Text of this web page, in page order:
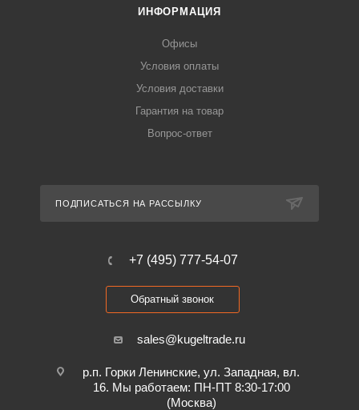
ИНФОРМАЦИЯ
Офисы
Условия оплаты
Условия доставки
Гарантия на товар
Вопрос-ответ
ПОДПИСАТЬСЯ НА РАССЫЛКУ
+7 (495) 777-54-07
Обратный звонок
sales@kugeltrade.ru
р.п. Горки Ленинские, ул. Западная, вл.
16. Мы работаем: ПН-ПТ 8:30-17:00
(Москва)